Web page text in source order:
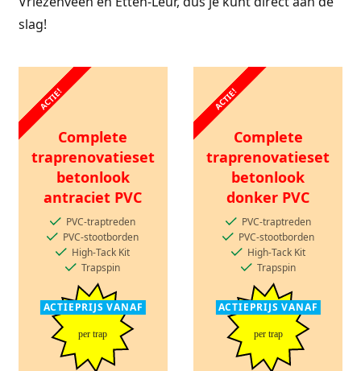
slag!
ACTIE!
Complete
traprenovatieset
betonlook
antraciet PVC
PVC-traptreden
PVC-stootborden
High-Tack Kit
Trapspin
ACTIEPRIJS VANAF
per trap
ACTIE!
Complete
traprenovatieset
betonlook
donker PVC
PVC-traptreden
PVC-stootborden
High-Tack Kit
Trapspin
ACTIEPRIJS VANAF
per trap